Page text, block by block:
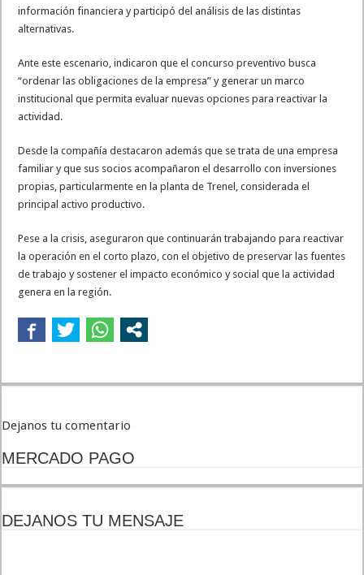
información financiera y participó del análisis de las distintas
alternativas.
Ante este escenario, indicaron que el concurso preventivo busca
“ordenar las obligaciones de la empresa” y generar un marco
institucional que permita evaluar nuevas opciones para reactivar la
actividad.
Desde la compañía destacaron además que se trata de una empresa
familiar y que sus socios acompañaron el desarrollo con inversiones
propias, particularmente en la planta de Trenel, considerada el
principal activo productivo.
Pese a la crisis, aseguraron que continuarán trabajando para reactivar
la operación en el corto plazo, con el objetivo de preservar las fuentes
de trabajo y sostener el impacto económico y social que la actividad
genera en la región.
Dejanos tu comentario
MERCADO PAGO
DEJANOS TU MENSAJE